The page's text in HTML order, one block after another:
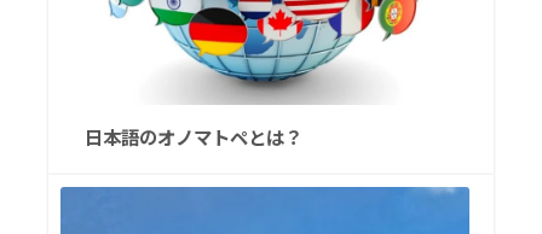
日本語のオノマトペとは？